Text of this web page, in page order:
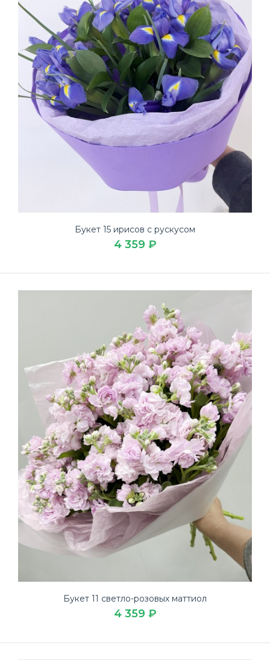
Букет 15 ирисов с рускусом
4 359 ₽
Букет 11 светло-розовых маттиол
4 359 ₽